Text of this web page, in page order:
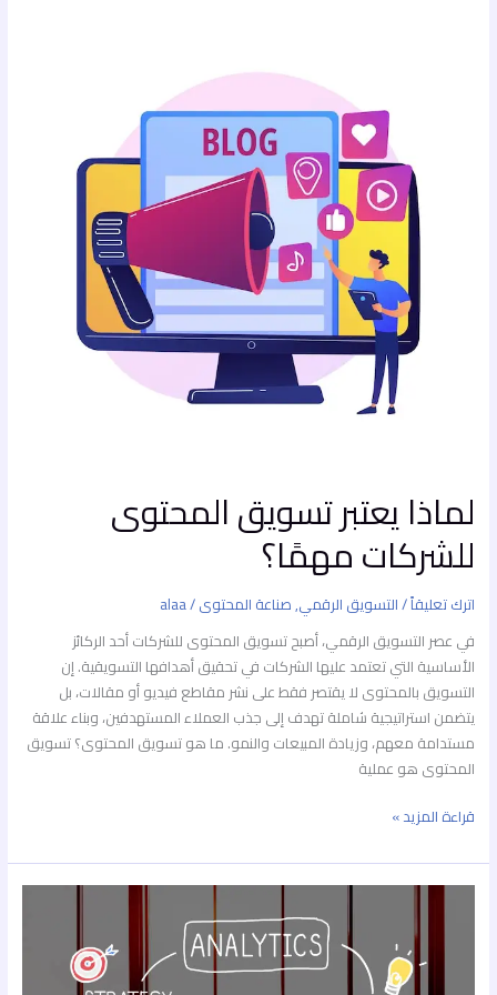
لماذا يعتبر تسويق المحتوى
للشركات مهمًا؟
اترك تعليقاً/التسويق الرقمي,صناعة المحتوى/
alaa
في عصر التسويق الرقمي، أصبح تسويق المحتوى للشركات أحد الركائز
الأساسية التي تعتمد عليها الشركات في تحقيق أهدافها التسويقية. إن
التسويق بالمحتوى لا يقتصر فقط على نشر مقاطع فيديو أو مقالات، بل
يتضمن استراتيجية شاملة تهدف إلى جذب العملاء المستهدفين، وبناء علاقة
مستدامة معهم، وزيادة المبيعات والنمو. ما هو تسويق المحتوى؟ تسويق
المحتوى هو عملية
قراءة المزيد »